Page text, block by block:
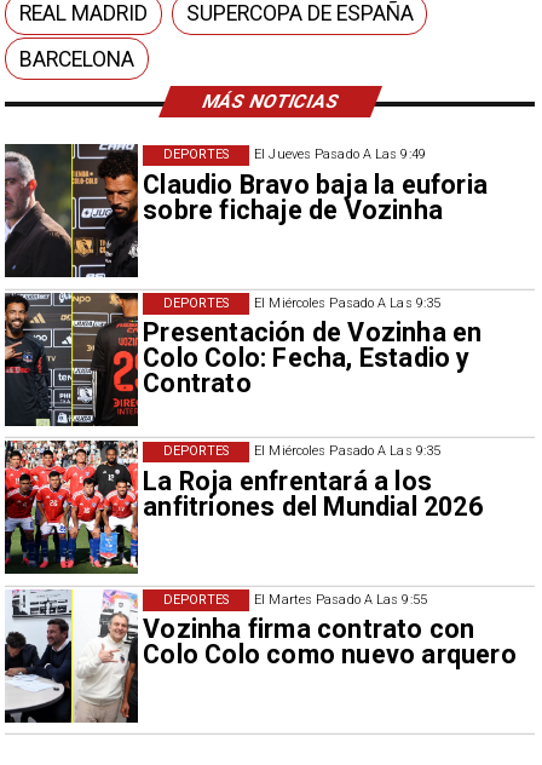
MÁS NOTICIAS
El Jueves Pasado A Las 9:49
Claudio Bravo baja la euforia
sobre fichaje de Vozinha
DEPORTES
El Miércoles Pasado A Las 9:35
Presentación de Vozinha en
Colo Colo: Fecha, Estadio y
Contrato
DEPORTES
El Miércoles Pasado A Las 9:35
La Roja enfrentará a los
anfitriones del Mundial 2026
DEPORTES
El Martes Pasado A Las 9:55
Vozinha firma contrato con
Colo Colo como nuevo arquero
DEPORTES
REAL MADRID
SUPERCOPA DE ESPAÑA
BARCELONA